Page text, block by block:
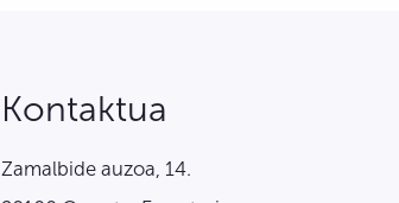
Kontaktua
Zamalbide auzoa, 14.